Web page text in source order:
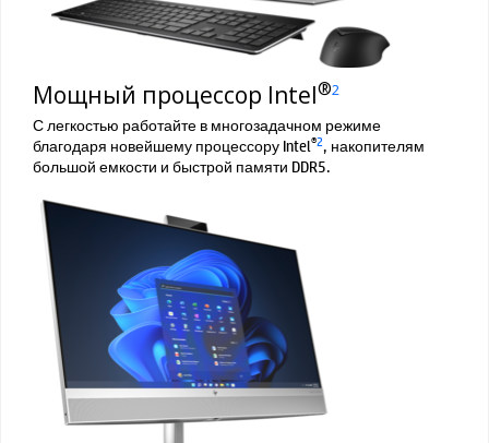
Мощный процессор Intel®2
С легкостью работайте в многозадачном режиме
благодаря новейшему процессору Intel®2, накопителям
большой емкости и быстрой памяти DDR5.